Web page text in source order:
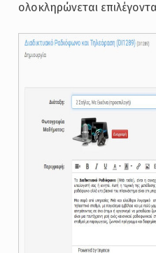
ολοκληρώνεται